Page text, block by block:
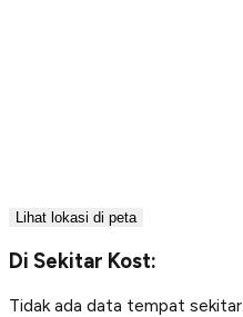
Lihat lokasi di peta
Di Sekitar Kost:
Tidak ada data tempat sekitar.